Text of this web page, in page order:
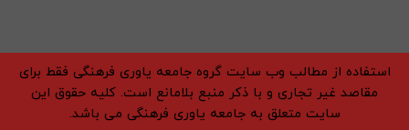
استفاده از مطالب وب سایت گروه جامعه یاوری فرهنگی فقط برای
مقاصد غیر تجاری و با ذکر منبع بلامانع است. کلیه حقوق این
سایت متعلق به جامعه یاوری فرهنگی می باشد.